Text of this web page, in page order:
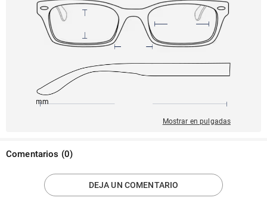
150mm
Mostrar en pulgadas
Comentarios (0)
DEJA UN COMENTARIO